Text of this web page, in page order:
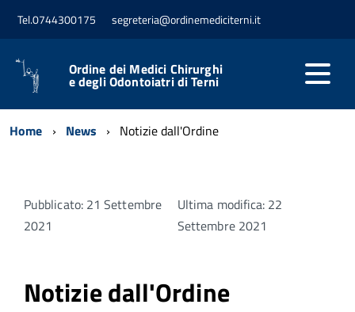
Tel.0744300175 segreteria@ordinemediciterni.it
Ordine dei Medici Chirurghi
e degli Odontoiatri di Terni
Home News Notizie dall'Ordine
Pubblicato: 21 Settembre
2021
Ultima modifica: 22
Settembre 2021
Notizie dall'Ordine